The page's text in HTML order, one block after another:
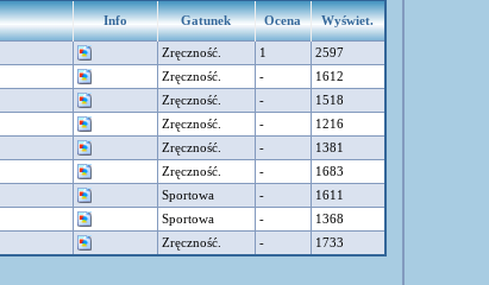
Info Gatunek Ocena Wyświet.
Zręczność. 1
2597
Zręczność. -
1612
Zręczność. -
1518
Zręczność. -
1216
Zręczność. -
1381
Zręczność. -
1683
Sportowa -
1611
Sportowa -
1368
Zręczność. - 1733